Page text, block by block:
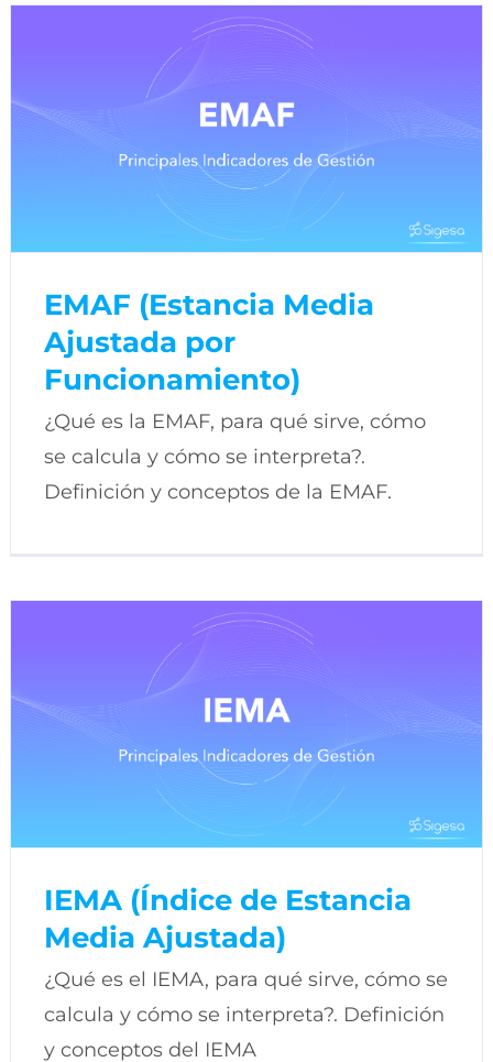
EMAF (Estancia Media
Ajustada por
Funcionamiento)
¿Qué es la EMAF, para qué sirve, cómo
se calcula y cómo se interpreta?.
Definición y conceptos de la EMAF.
IEMA (Índice de Estancia
Media Ajustada)
¿Qué es el IEMA, para qué sirve, cómo se
calcula y cómo se interpreta?. Definición
y conceptos del IEMA